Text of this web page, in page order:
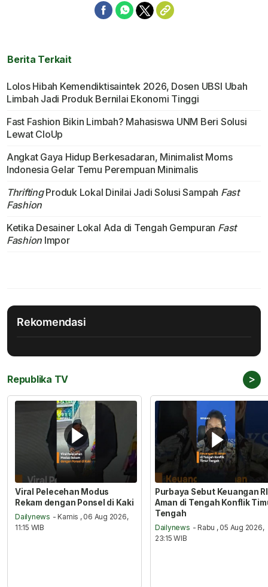
Berita Terkait
Lolos Hibah Kemendiktisaintek 2026, Dosen UBSI Ubah
Limbah Jadi Produk Bernilai Ekonomi Tinggi
Fast Fashion Bikin Limbah? Mahasiswa UNM Beri Solusi
Lewat CloUp
Angkat Gaya Hidup Berkesadaran, Minimalist Moms
Indonesia Gelar Temu Perempuan Minimalis
ThriftingProduk Lokal Dinilai Jadi Solusi Sampah Fast
Fashion
Ketika Desainer Lokal Ada di Tengah Gempuran Fast
Fashion Impor
Rekomendasi
Republika TV >
Viral Pelecehan Modus
Rekam dengan Ponsel di Kaki
Dailynews - Kamis , 06 Aug 2026,
11:15 WIB
Purbaya Sebut Keuangan RI
Aman di Tengah Konflik
Tengah
Dailynews - Rabu , 05 Aug 2026,
23:15 WIB